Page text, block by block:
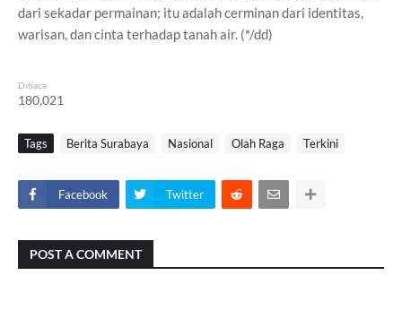
dari sekadar permainan; itu adalah cerminan dari identitas,
warisan, dan cinta terhadap tanah air. (*/dd)
Dibaca
180,021
Tags Berita Surabaya Nasional Olah Raga Terkini
Facebook Twitter
POST A COMMENT